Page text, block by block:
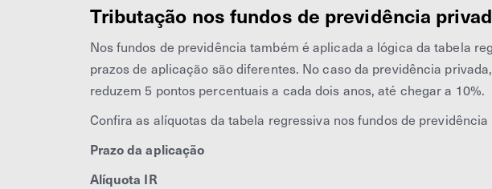
Tributação nos fundos de previdência
Nos fundos de previdência também é aplicada a lógica da tabela
prazos de aplicação são diferentes. No caso da previdência
reduzem 5 pontos percentuais a cada dois anos, até chegar a 10%.
Confira as alíquotas da tabela regressiva nos fundos de previdência
Prazo da aplicação
Alíquota IR